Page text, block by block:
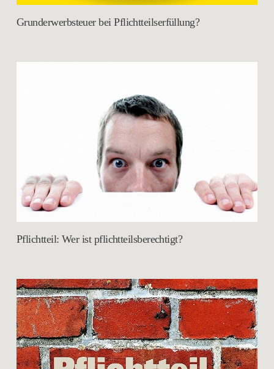
Grunderwerbsteuer bei Pflichtteilserfüllung?
Pflichtteil: Wer ist pflichtteilsberechtigt?